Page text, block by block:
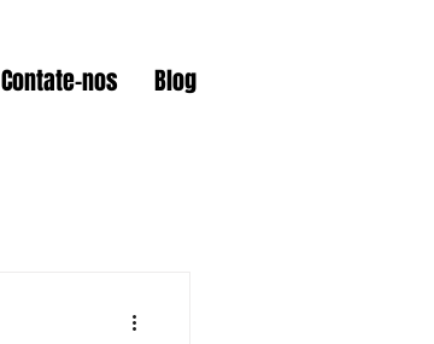
Contate-nos Blog